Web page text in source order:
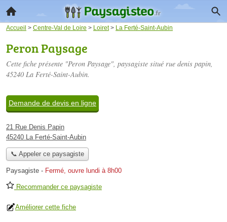
Accueil > Centre-Val de Loire > Loiret> La Ferté-Saint-Aubin
Peron Paysage
Cette fiche présente "Peron Paysage", paysagiste situé rue denis papin,
45240 La Ferté-Saint-Aubin.
Demande de devis en ligne
21 Rue Denis Papin
45240 La Ferté-Saint-Aubin
📞 Appeler ce paysagiste
Paysagiste - Fermé, ouvre lundi à 8h00
Recommander ce paysagiste
Améliorer cette fiche